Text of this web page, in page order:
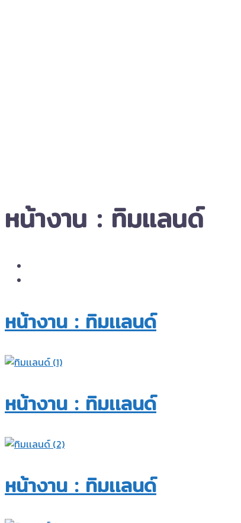
หน้างาน : ทิมเเลนด์
หน้างาน : ทิมเเลนด์
หน้างาน : ทิมเเลนด์
หน้างาน : ทิมเเลนด์